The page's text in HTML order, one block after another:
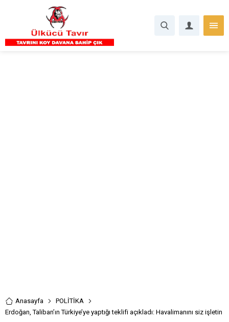
Anasayfa
POLİTİKA
Erdoğan, Taliban’ın Türkiye’ye yaptığı teklifi açıkladı: Havalimanını siz işletin